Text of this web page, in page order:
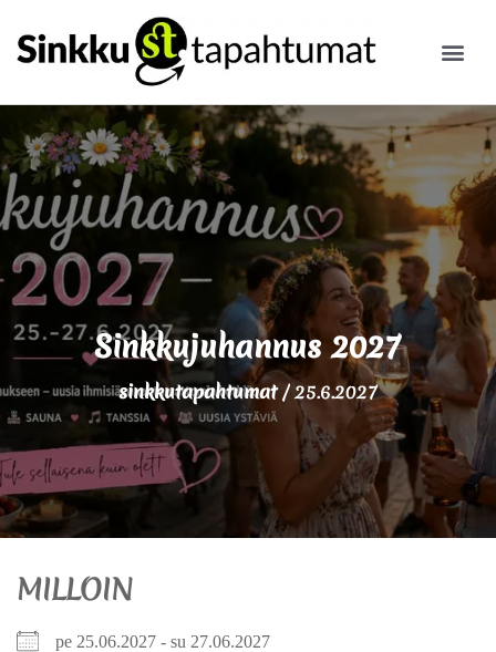
Sinkkujuhannus 2027
sinkkutapahtumat/25.6.2027
MILLOIN
pe 25.06.2027 - su 27.06.2027